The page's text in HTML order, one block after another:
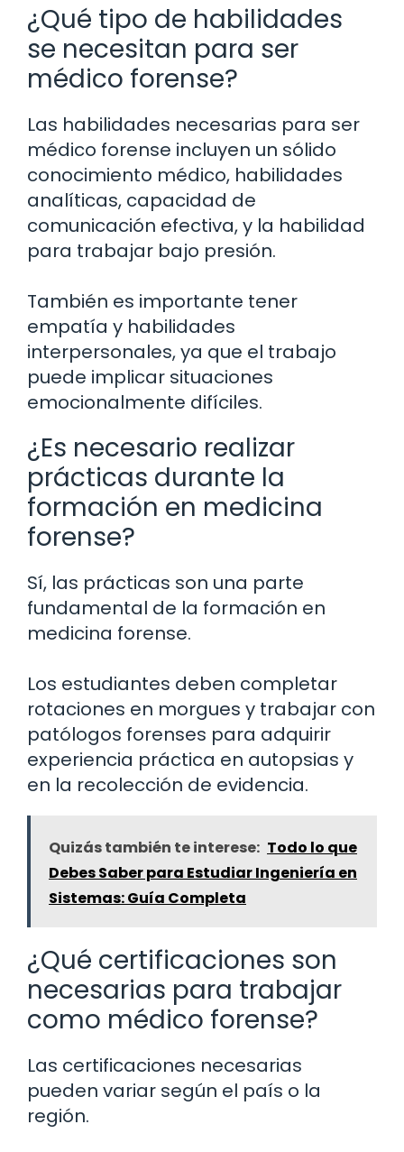
¿Qué tipo de habilidades
se necesitan para ser
médico forense?
Las habilidades necesarias para ser
médico forense incluyen un sólido
conocimiento médico, habilidades
analíticas, capacidad de
comunicación efectiva, y la habilidad
para trabajar bajo presión.
También es importante tener
empatía y habilidades
interpersonales, ya que el trabajo
puede implicar situaciones
emocionalmente difíciles.
¿Es necesario realizar
prácticas durante la
formación en medicina
forense?
Sí, las prácticas son una parte
fundamental de la formación en
medicina forense.
Los estudiantes deben completar
rotaciones en morgues y trabajar con
patólogos forenses para adquirir
experiencia práctica en autopsias y
en la recolección de evidencia.
Quizás también te interese: Todo lo que
Debes Saber para Estudiar Ingeniería en
Sistemas: Guía Completa
¿Qué certificaciones son
necesarias para trabajar
como médico forense?
Las certificaciones necesarias
pueden variar según el país o la
región.